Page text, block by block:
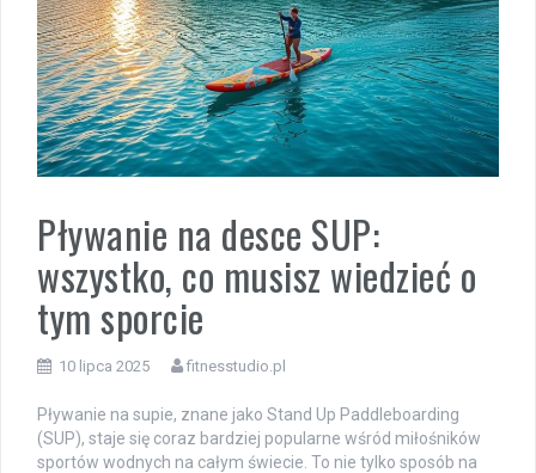
Pływanie na desce SUP:
wszystko, co musisz wiedzieć o
tym sporcie
10 lipca 2025 fitnesstudio.pl
Pływanie na supie, znane jako Stand Up Paddleboarding
(SUP), staje się coraz bardziej popularne wśród miłośników
sportów wodnych na całym świecie. To nie tylko sposób na